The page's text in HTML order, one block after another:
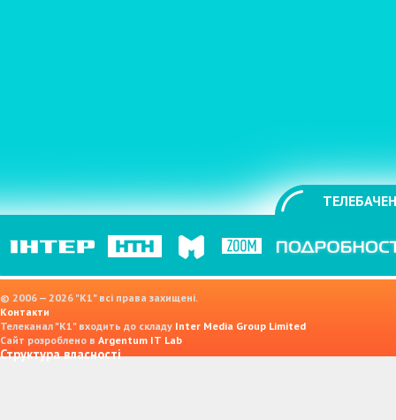
© 2006 — 2026 "K1" всі права захищені.
Контакти
Телеканал "К1" входить до складу Inter Media Group Limited
Сайт розроблено в Argentum IT Lab
Структура власності